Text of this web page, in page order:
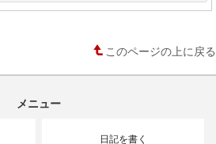
このページの上に戻る
メニュー
日記を書く